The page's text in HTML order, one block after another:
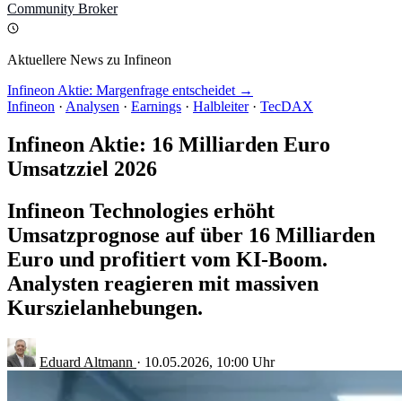
Community Broker
Aktuellere News zu Infineon
Infineon Aktie: Margenfrage entscheidet →
Infineon · Analysen · Earnings · Halbleiter · TecDAX
Infineon Aktie: 16 Milliarden Euro
Umsatzziel 2026
Infineon Technologies erhöht
Umsatzprognose auf über 16 Milliarden
Euro und profitiert vom KI-Boom.
Analysten reagieren mit massiven
Kurszielanhebungen.
Eduard Altmann · 10.05.2026, 10:00 Uhr